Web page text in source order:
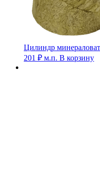
Цилиндр
201 ₽ м.п. В корзину